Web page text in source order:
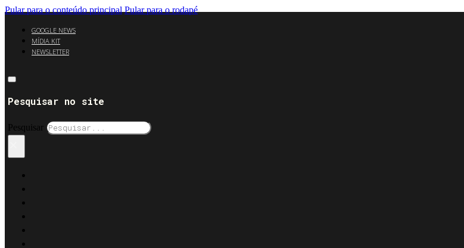
Pular para o conteúdo principal Pular para o rodapé
GOOGLE NEWS
MÍDIA KIT
NEWSLETTER
Pesquisar no site
Pesquisar